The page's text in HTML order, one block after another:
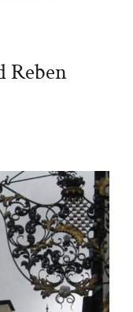
Reben